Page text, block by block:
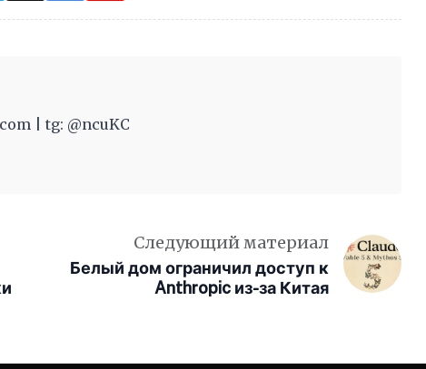
| tg: @ncuKC
Следующий материал
Белый дом ограничил доступ к
Anthropic из-за Китая